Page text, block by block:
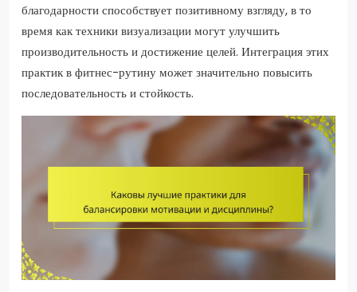
благодарности способствует позитивному взгляду, в то
время как техники визуализации могут улучшить
производительность и достижение целей. Интеграция этих
практик в фитнес-рутину может значительно повысить
последовательность и стойкость.